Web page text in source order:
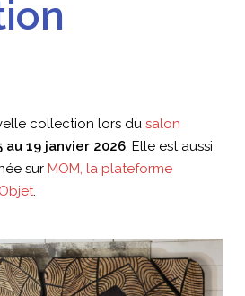
collection lors du salon
au 19 janvier 2026. Elle est aussi
sur MOM, la plateforme
.